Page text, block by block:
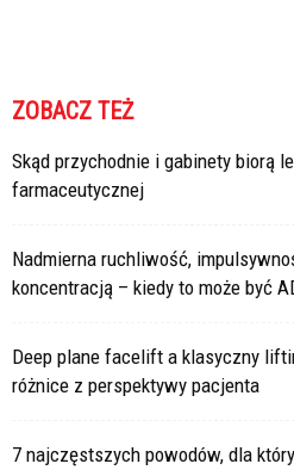
ZOBACZ TEŻ
Skąd przychodnie i gabinety biorą
farmaceutycznej
Nadmierna ruchliwość,
koncentracją – kiedy to może być
Deep plane facelift a klasyczny
różnice z perspektywy pacjenta
7 najczęstszych powodów, dla